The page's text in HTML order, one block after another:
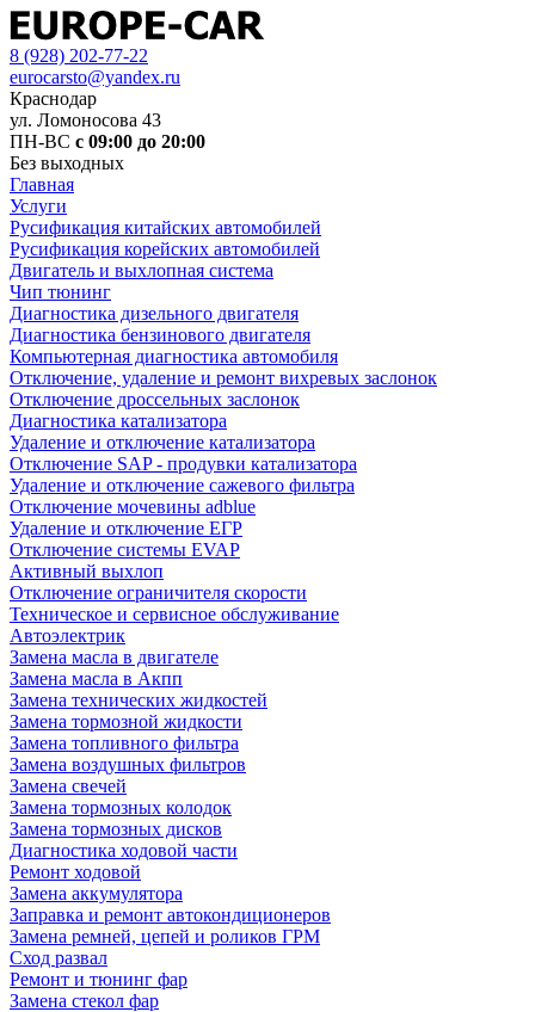
8 (928) 202-77-22
eurocarsto@yandex.ru
Краснодар
ул. Ломоносова 43
ПН-ВС с 09:00 до 20:00
Без выходных
Главная
Услуги
Русификация китайских автомобилей
Русификация корейских автомобилей
Двигатель и выхлопная система
Чип тюнинг
Диагностика дизельного двигателя
Диагностика бензинового двигателя
Компьютерная диагностика автомобиля
Отключение, удаление и ремонт вихревых заслонок
Отключение дроссельных заслонок
Диагностика катализатора
Удаление и отключение катализатора
Отключение SAP - продувки катализатора
Удаление и отключение сажевого фильтра
Отключение мочевины adblue
Удаление и отключение ЕГР
Отключение системы EVAP
Активный выхлоп
Отключение ограничителя скорости
Техническое и сервисное обслуживание
Автоэлектрик
Замена масла в двигателе
Замена масла в Акпп
Замена технических жидкостей
Замена тормозной жидкости
Замена топливного фильтра
Замена воздушных фильтров
Замена свечей
Замена тормозных колодок
Замена тормозных дисков
Диагностика ходовой части
Ремонт ходовой
Замена аккумулятора
Заправка и ремонт автокондиционеров
Замена ремней, цепей и роликов ГРМ
Сход развал
Ремонт и тюнинг фар
Замена стекол фар